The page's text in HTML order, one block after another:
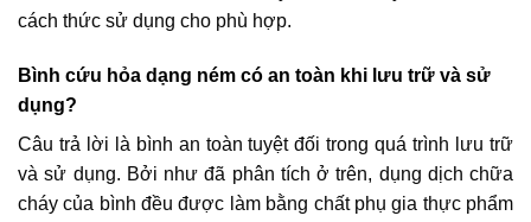
cách thức sử dụng cho phù hợp.
Bình cứu hỏa dạng ném có an toàn khi lưu trữ và sử
dụng?
Câu trả lời là bình an toàn tuyệt đối trong quá trình lưu trữ
và sử dụng. Bởi như đã phân tích ở trên, dụng dịch chữa
cháy của bình đều được làm bằng chất phụ gia thực phẩm